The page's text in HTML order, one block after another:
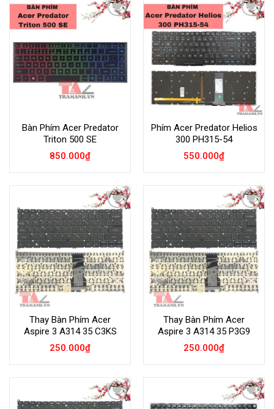
Bàn Phím Acer Predator
Triton 500 SE
850.000₫
Wishlist
Phím Acer Predator Helios
300 PH315-54
550.000₫
Add to
Wishlist
Thay Bàn Phím Acer
Aspire 3 A314 35 C3KS
250.000₫
Add to
Wishlist
Thay Bàn Phím Acer
Aspire 3 A314 35 P3G9
250.000₫